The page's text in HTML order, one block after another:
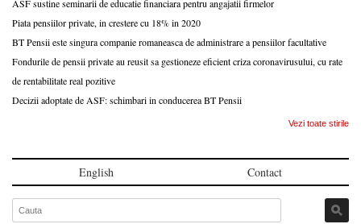
ASF sustine seminarii de educatie financiara pentru angajatii firmelor
Piata pensiilor private, in crestere cu 18% in 2020
BT Pensii este singura companie romaneasca de administrare a pensiilor facultative
Fondurile de pensii private au reusit sa gestioneze eficient criza coronavirusului, cu rate
de rentabilitate real pozitive
Decizii adoptate de ASF: schimbari in conducerea BT Pensii
Vezi toate stirile
English Contact